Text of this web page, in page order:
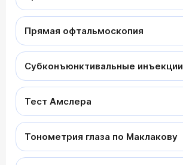
Прямая офтальмоскопия
Субконъюнктивальные инъекции
Тест Амслера
Тонометрия глаза по Маклакову